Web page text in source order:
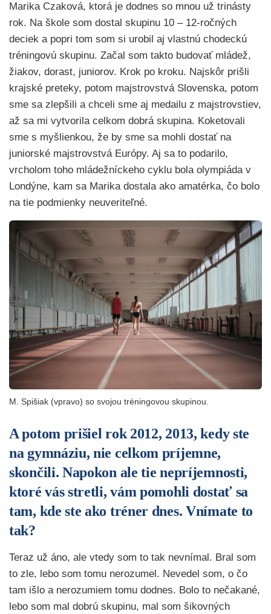
Marika Czaková, ktorá je dodnes so mnou už trinásty
rok. Na škole som dostal skupinu 10 – 12-ročných
deciek a popri tom som si urobil aj vlastnú chodeckú
tréningovú skupinu. Začal som takto budovať mládež,
žiakov, dorast, juniorov. Krok po kroku. Najskôr prišli
krajské preteky, potom majstrovstvá Slovenska, potom
sme sa zlepšili a chceli sme aj medailu z majstrovstiev,
až sa mi vytvorila celkom dobrá skupina. Koketovali
sme s myšlienkou, že by sme sa mohli dostať na
juniorské majstrovstvá Európy. Aj sa to podarilo,
vrcholom toho mládežníckeho cyklu bola olympiáda v
Londýne, kam sa Marika dostala ako amatérka, čo bolo
na tie podmienky neuveriteľné.
M. Spišiak (vpravo) so svojou tréningovou skupinou.
A potom prišiel rok 2012, 2013, kedy ste
na gymnáziu, nie celkom príjemne,
skončili. Napokon ale tie nepríjemnosti,
ktoré vás stretli, vám pomohli dostať sa
tam, kde ste ako tréner dnes. Vnímate to
tak?
Teraz už áno, ale vtedy som to tak nevnímal. Bral som
to zle, lebo som tomu nerozumel. Nevedel som, o čo
tam išlo a nerozumiem tomu dodnes. Bolo to nečakané,
lebo som mal dobrú skupinu, mal som šikovných